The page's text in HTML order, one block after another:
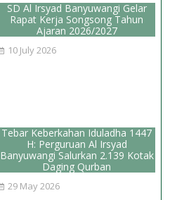
SD Al Irsyad Banyuwangi Gelar
Rapat Kerja Songsong Tahun
Ajaran 2026/2027
10 July 2026
Tebar Keberkahan Iduladha 1447
H: Perguruan Al Irsyad
Banyuwangi Salurkan 2.139 Kotak
Daging Qurban
29 May 2026